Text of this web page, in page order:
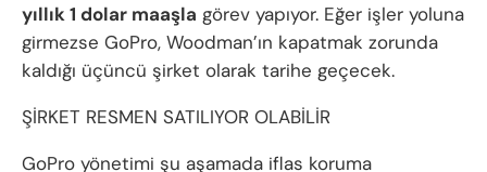
yıllık 1 dolar maaşla görev yapıyor. Eğer işler yoluna
girmezse GoPro, Woodman’ın kapatmak zorunda
kaldığı üçüncü şirket olarak tarihe geçecek.
ŞİRKET RESMEN SATILIYOR OLABİLİR
GoPro yönetimi şu aşamada iflas koruma